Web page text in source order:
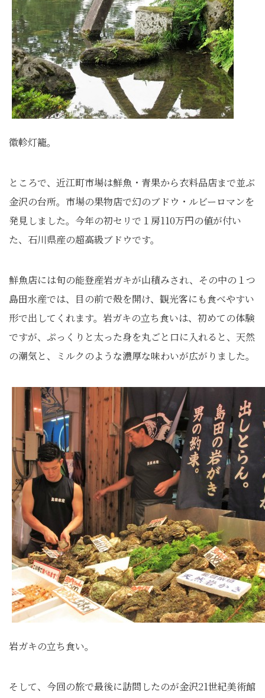
徽軫灯籠。
ところで、近江町市場は鮮魚・青果から衣料品店まで並ぶ
金沢の台所。市場の果物店で幻のブドウ・ルビーロマンを
発見しました。今年の初セリで１房110万円の値が付い
た、石川県産の超高級ブドウです。
鮮魚店には旬の能登産岩ガキが山積みされ、その中の１つ
島田水産では、目の前で殻を開け、観光客にも食べやすい
形で出してくれます。岩ガキの立ち食いは、初めての体験
ですが、ぷっくりと太った身を丸ごと口に入れると、天然
の潮気と、ミルクのような濃厚な味わいが広がりました。
岩ガキの立ち食い。
そして、今回の旅で最後に訪問したのが金沢21世紀美術館